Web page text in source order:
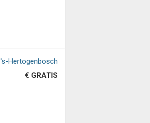
's-Hertogenbosch
€ GRATIS